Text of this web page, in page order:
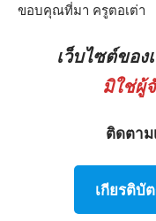
ขอบคุณที่มา ครูตอเต่า
เว็บไซต์ของ
มิใช่ผู้
ติดตาม
เกียรติบั